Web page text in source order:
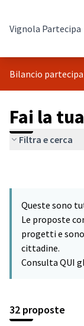
Vignola Partecipa
Bilancio
Fai la
Filtra e cerca
Queste sono
Le proposte
progetti e
cittadine.
Consulta QUI
32 proposte